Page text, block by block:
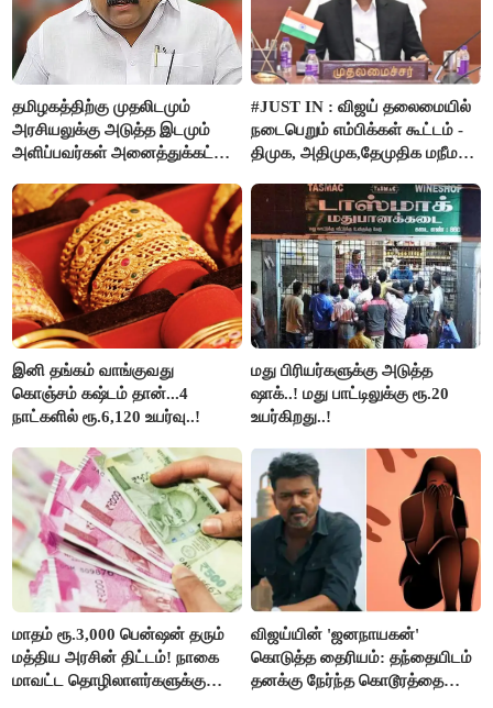
தமிழகத்திற்கு முதலிடமும்
அரசியலுக்கு அடுத்த இடமும்
அளிப்பவர்கள் அனைத்துக்கட்சி
பங்கேற்பார்கள் - மாணிக்கம்
தாகூர்..!!
#JUST IN : விஜய் தலைமையில்
நடைபெறும் எம்பிக்கள் கூட்டம் -
திமுக, அதிமுக,தேமுதிக மநீம
இனி தங்கம் வாங்குவது
கொஞ்சம் கஷ்டம் தான்...4
நாட்களில் ரூ.6,120 உயர்வு..!
மது பிரியர்களுக்கு அடுத்த
ஷாக்..! மது பாட்டிலுக்கு ரூ.20
உயர்கிறது..!
மாதம் ரூ.3,000 பென்ஷன் தரும்
மத்திய அரசின் திட்டம்! நாகை
மாவட்ட தொழிலாளர்களுக்கு
விஜய்யின் 'ஜனநாயகன்'
கொடுத்த தைரியம்: தந்தையிடம்
தனக்கு நேர்ந்த கொடூரத்தை